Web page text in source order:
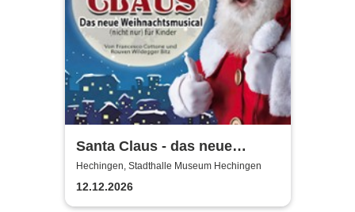
Santa Claus - das neue
Weihnachtsmusical (nicht
nur) für Kinder
Hechingen, Stadthalle Museum Hechingen
12.12.2026